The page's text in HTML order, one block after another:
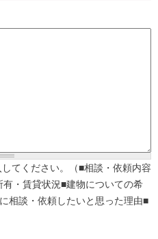
てください。（■相談・依頼内容
・賃貸状況■建物についての希
相談・依頼したいと思った理由■